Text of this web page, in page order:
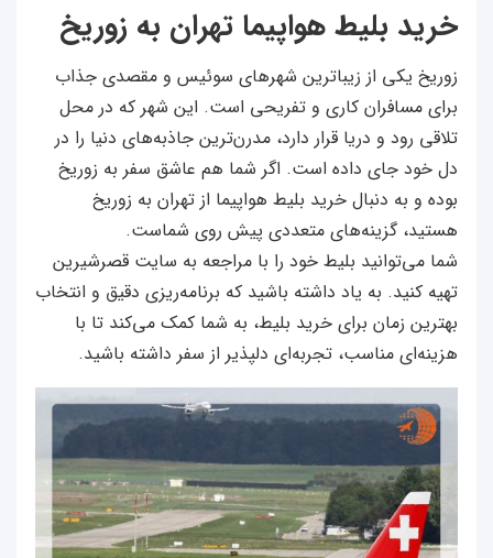
خرید بلیط هواپیما تهران به زوریخ
زوریخ یکی از زیباترین شهرهای سوئیس و مقصدی جذاب
برای مسافران کاری و تفریحی است. این شهر که در محل
تلاقی رود و دریا قرار دارد، مدرن‌ترین جاذبه‌های دنیا را در
دل خود جای داده است. اگر شما هم عاشق سفر به زوریخ
بوده و به دنبال خرید بلیط هواپیما از تهران به زوریخ
هستید، گزینه‌های متعددی پیش روی شماست.
شما می‌توانید بلیط خود را با مراجعه به سایت قصرشیرین
تهیه کنید. به یاد داشته باشید که برنامه‌ریزی دقیق و انتخاب
بهترین زمان برای خرید بلیط، به شما کمک می‌کند تا با
هزینه‌ای مناسب، تجربه‌ای دلپذیر از سفر داشته باشید.